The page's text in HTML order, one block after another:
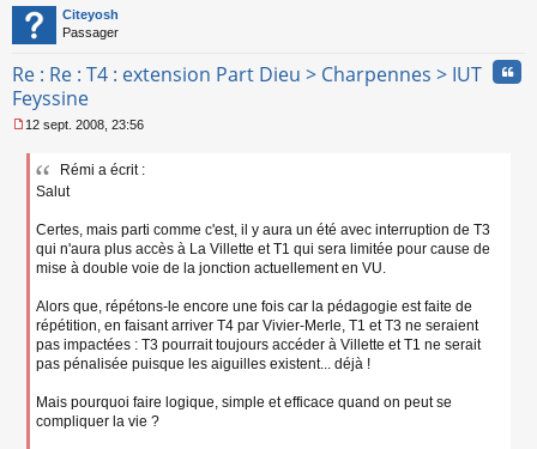
Citeyosh
Passager
Re : Re : T4 : extension Part Dieu > Charpennes > IUT
Feyssine
e
12 sept. 2008, 23:56
Rémi a écrit :
Salut
Certes, mais parti comme c'est, il y aura un été avec interruption de T3
qui n'aura plus accès à La Villette et T1 qui sera limitée pour cause de
mise à double voie de la jonction actuellement en VU.
Alors que, répétons-le encore une fois car la pédagogie est faite de
répétition, en faisant arriver T4 par Vivier-Merle, T1 et T3 ne seraient
pas impactées : T3 pourrait toujours accéder à Villette et T1 ne serait
pas pénalisée puisque les aiguilles existent... déjà !
Mais pourquoi faire logique, simple et efficace quand on peut se
compliquer la vie ?